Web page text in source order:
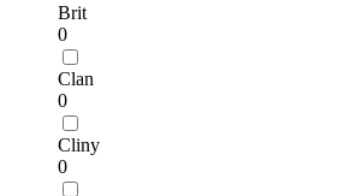
Brit
0
Clan
0
Cliny
0